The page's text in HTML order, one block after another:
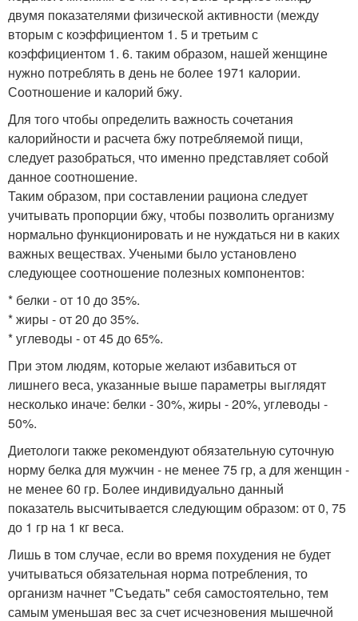
двумя показателями физической активности (между
вторым с коэффициентом 1. 5 и третьим с
коэффициентом 1. 6. таким образом, нашей женщине
нужно потреблять в день не более 1971 калории.
Соотношение и калорий бжу.
Для того чтобы определить важность сочетания
калорийности и расчета бжу потребляемой пищи,
следует разобраться, что именно представляет собой
данное соотношение.
Таким образом, при составлении рациона следует
учитывать пропорции бжу, чтобы позволить организму
нормально функционировать и не нуждаться ни в каких
важных веществах. Учеными было установлено
следующее соотношение полезных компонентов:
* белки - от 10 до 35%.
* жиры - от 20 до 35%.
* углеводы - от 45 до 65%.
При этом людям, которые желают избавиться от
лишнего веса, указанные выше параметры выглядят
несколько иначе: белки - 30%, жиры - 20%, углеводы -
50%.
Диетологи также рекомендуют обязательную суточную
норму белка для мужчин - не менее 75 гр, а для женщин -
не менее 60 гр. Более индивидуально данный
показатель высчитывается следующим образом: от 0, 75
до 1 гр на 1 кг веса.
Лишь в том случае, если во время похудения не будет
учитываться обязательная норма потребления, то
организм начнет "Съедать" себя самостоятельно, тем
самым уменьшая вес за счет исчезновения мышечной